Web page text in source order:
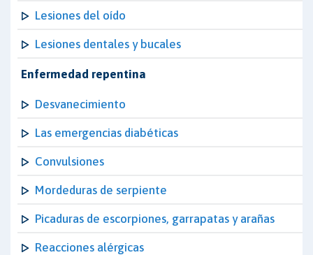
Lesiones del oído
Lesiones dentales y bucales
Enfermedad repentina
Desvanecimiento
Las emergencias diabéticas
Convulsiones
Mordeduras de serpiente
Picaduras de escorpiones, garrapatas y arañas
Reacciones alérgicas